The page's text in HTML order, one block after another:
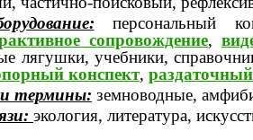
персональный
сопровождение,
лягушки, учебники,
конспект,
термины: земноводные,
экология, литература,